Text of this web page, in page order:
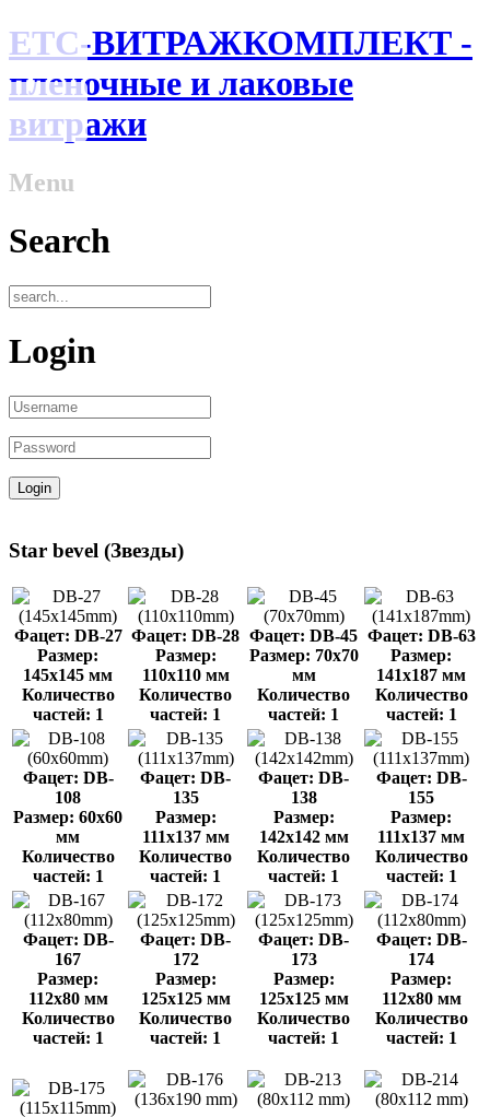
ЕТС-ВИТРАЖКОМПЛЕКТ -
пленочные и лаковые
витражи
Menu
Search
Login
Star bevel (Звезды)
Фацет: DB-27
Размер:
145x145 мм
Количество
частей: 1
Фацет: DB-28
Размер:
110x110 мм
Количество
частей: 1
Фацет: DB-45
Размер: 70x70
мм
Количество
частей: 1
Фацет: DB-63
Размер:
141x187 мм
Количество
частей: 1
Фацет: DB-
108
Размер: 60x60
мм
Количество
частей: 1
Фацет: DB-
135
Размер:
111x137 мм
Количество
частей: 1
Фацет: DB-
138
Размер:
142x142 мм
Количество
частей: 1
Фацет: DB-
155
Размер:
111x137 мм
Количество
частей: 1
Фацет: DB-
167
Размер:
112x80 мм
Количество
частей: 1
Фацет: DB-
172
Размер:
125x125 мм
Количество
частей: 1
Фацет: DB-
173
Размер:
125x125 мм
Количество
частей: 1
Фацет: DB-
174
Размер:
112x80 мм
Количество
частей: 1